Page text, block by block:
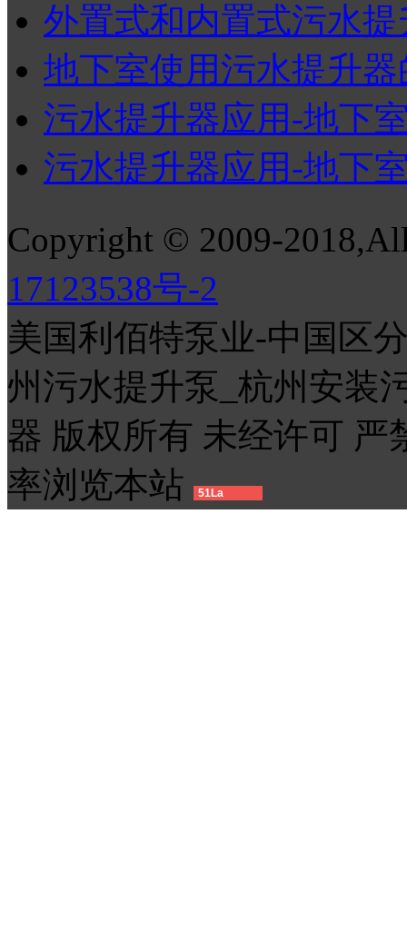
外置式和内置式污水
地下室使用污水提升
污水提升器应用-地下
污水提升器应用-地下
Copyright © 2009-
17123538号-2
美国利佰特泵业-中国区
州污水提升泵_杭州安装
器 版权所有 未经许可 严
率浏览本站
51La